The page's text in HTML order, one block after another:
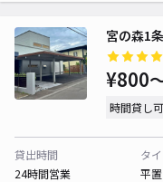
宮の森1
¥800
時間貸し可
貸出時間
24時間営業
タ
平